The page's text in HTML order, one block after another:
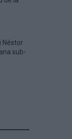
Néstor
sub-